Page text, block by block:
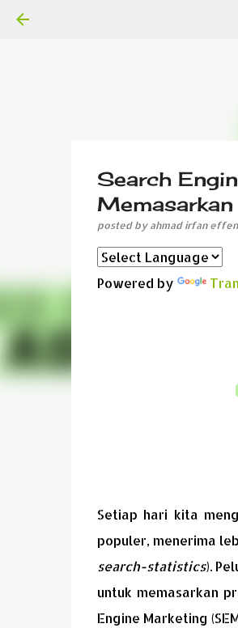
Search
posted by ahmad irfan
Powered by
Setiap hari kita
populer, menerima
search-statistics).
untuk memasarkan
Engine Marketing